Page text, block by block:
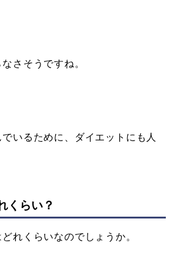
さそうですね。
いるために、ダイエットにも人
くらい？
れくらいなのでしょうか。